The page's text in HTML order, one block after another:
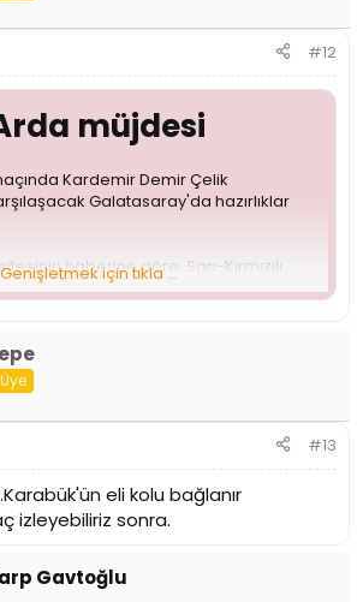
#12
müjdesi
Kardemir Demir Çelik
Galatasaray'da hazırlıklar
haberine göre; Sarı-Kırmızılı
maçından sakat dönen Arda'dan
çalışmalara başlayan Kaptan
Karabük'e götürüleceği ve
Frank Rijkaard'ın, Arda Turan'ı
maçın ilerleyen bölümlerinde oyuna
sakatlığı geçen ve hazır hale gelen
Genişletmek için tıkla ...
#13
eli kolu bağlanır
izleyebiliriz sonra.
Gavtoğlu